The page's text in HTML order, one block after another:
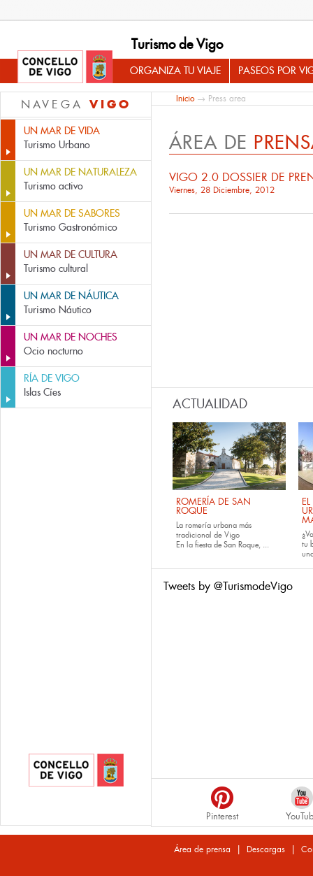
Turismo de Vigo
ORGANIZA TU VIAJE PASEOS POR
NAVEGA VIGO
UN MAR DE VIDA
Turismo Urbano
UN MAR DE NATURALEZA
Turismo activo
UN MAR DE SABORES
Turismo Gastronómico
UN MAR DE CULTURA
Turismo cultural
UN MAR DE NÁUTICA
Turismo Náutico
UN MAR DE NOCHES
Ocio nocturno
RÍA DE VIGO
Islas Cíes
Inicio→ Press area
ÁREA DE
VIGO 2.0 DOSSIER DE
Viernes, 28 Diciembre, 2012
ACTUALIDAD
ROMERÍA DE SAN
ROQUE
La romería urbana más
tradicional de Vigo
En la fiesta de San Roque, ...
tu
Tweets by @TurismodeVigo
Pinterest
Área de prensa | Descargas|